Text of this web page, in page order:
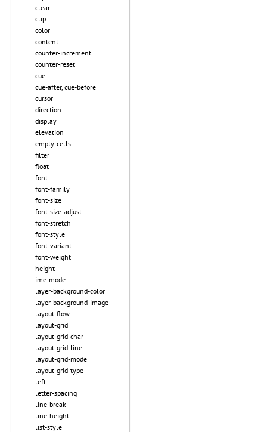
clear
clip
color
content
counter-increment
counter-reset
cue
cue-after, cue-before
cursor
direction
display
elevation
empty-cells
filter
float
font
font-family
font-size
font-size-adjust
font-stretch
font-style
font-variant
font-weight
height
ime-mode
layer-background-color
layer-background-image
layout-flow
layout-grid
layout-grid-char
layout-grid-line
layout-grid-mode
layout-grid-type
left
letter-spacing
line-break
line-height
list-style